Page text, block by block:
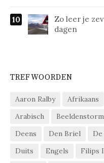
Zo leer je
dagen
TREFWOORDEN
Aaron Ralby Afrikaans
Arabisch
Beeldenstorm
Deens
Den Briel
Duits
Engels Filips